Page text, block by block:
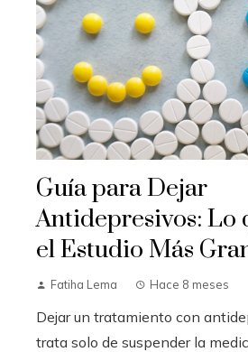
Guía para Dejar
Antidepresivos: Lo
el Estudio Más
Fatiha Lema Hace 8 meses
Dejar un tratamiento con
trata solo de suspender la